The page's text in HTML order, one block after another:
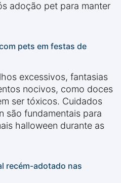
adoção pet para manter
pets em festas de
excessivos, fantasias
nocivos, como doces
ser tóxicos. Cuidados
são fundamentais para
halloween durante as
recém-adotado nas